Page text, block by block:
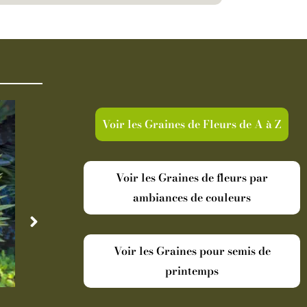
Voir les Graines de Fleurs de A à Z
Voir les Graines de fleurs par
ambiances de couleurs
Voir les Graines pour semis de
printemps